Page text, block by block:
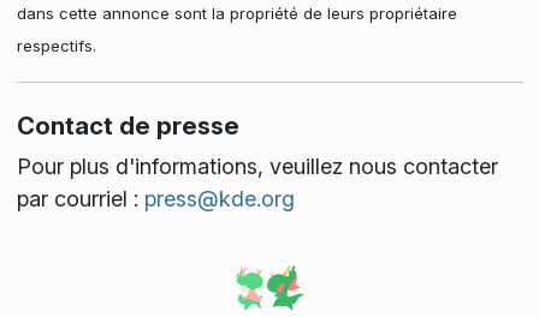
dans cette annonce sont la propriété de leurs propriétaire
respectifs.
Contact de presse
Pour plus d'informations, veuillez nous contacter
par courriel : press@kde.org